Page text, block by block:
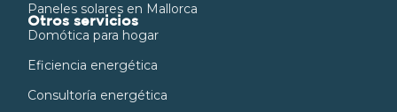
Paneles solares en Mallorca
Otros servicios
Domótica para hogar
Eficiencia energética
Consultoría energética